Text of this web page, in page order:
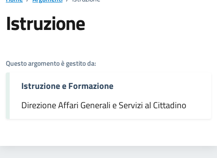
Istruzione
Questo argomento è gestito da:
Istruzione e Formazione
Direzione Affari Generali e Servizi al Cittadino